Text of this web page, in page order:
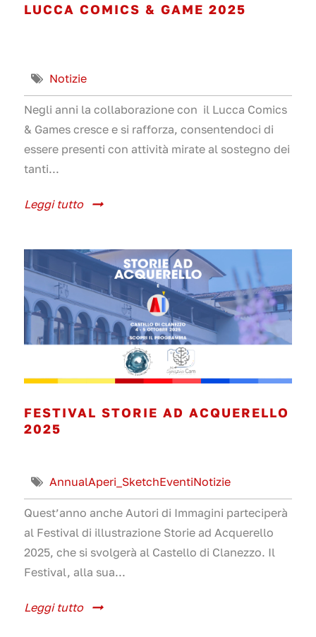
LUCCA COMICS & GAME 2025
Notizie
Negli anni la collaborazione con il Lucca Comics
& Games cresce e si rafforza, consentendoci di
essere presenti con attività mirate al sostegno dei
tanti...
Leggi tutto
FESTIVAL STORIE AD ACQUERELLO
2025
AnnualAperi_SketchEventiNotizie
Quest’anno anche Autori di Immagini parteciperà
al Festival di illustrazione Storie ad Acquerello
2025, che si svolgerà al Castello di Clanezzo. Il
Festival, alla sua...
Leggi tutto